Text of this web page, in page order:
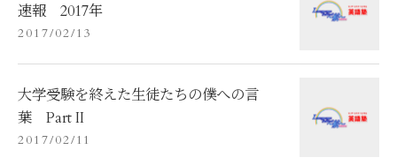
速報 2017年
2017/02/13
大学受験を終えた生徒たちの僕への言
葉 Part II
2017/02/11